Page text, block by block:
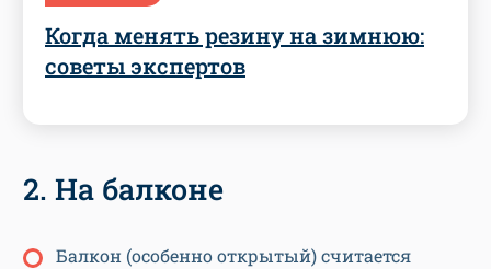
Когда менять резину на зимнюю:
советы экспертов
2. На балконе
Балкон (особенно открытый) считается